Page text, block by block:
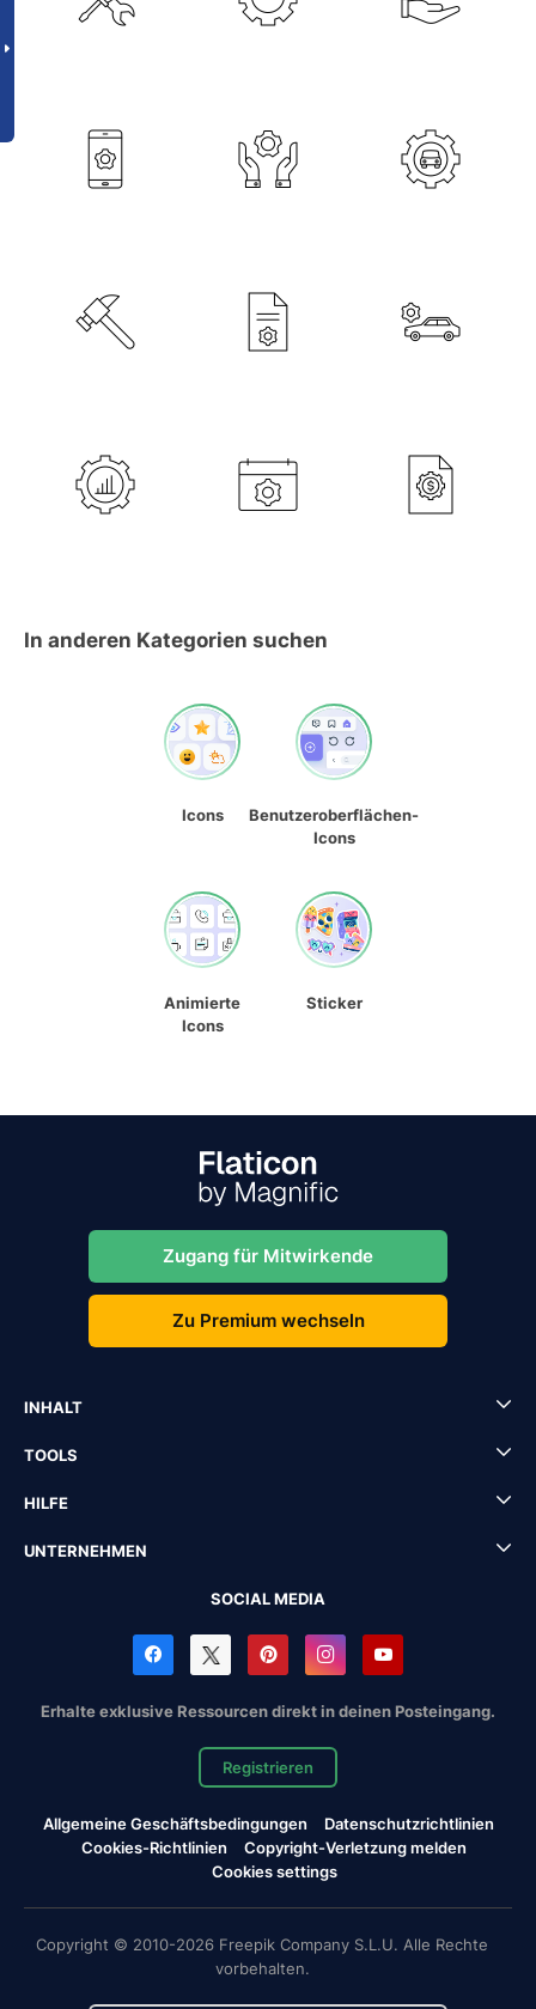
In anderen Kategorien suchen
Icons
Benutzeroberflächen-
Icons
Animierte
Icons
Sticker
Zugang für Mitwirkende
Zu Premium wechseln
INHALT
TOOLS
HILFE
UNTERNEHMEN
SOCIAL MEDIA
Erhalte exklusive Ressourcen direkt in deinen Posteingang.
Registrieren
Allgemeine Geschäftsbedingungen
Datenschutzrichtlinien
Cookies-Richtlinien
Copyright-Verletzung melden
Cookies settings
Copyright © 2010-2026 Freepik Company S.L.U. Alle Rechte
vorbehalten.